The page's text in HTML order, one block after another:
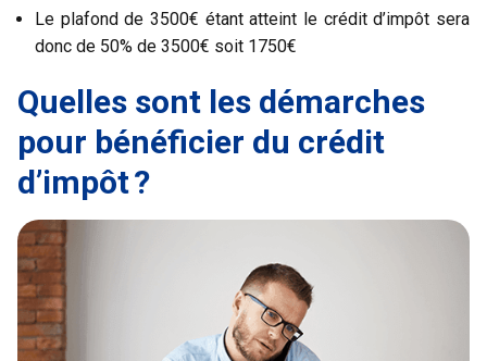
Le plafond de 3500€ étant atteint le crédit d’impôt sera
donc de 50% de 3500€ soit 1750€
Quelles sont les démarches
pour bénéficier du crédit
d’impôt ?